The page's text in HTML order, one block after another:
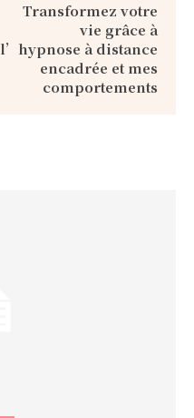
Transformez votre
vie grâce à
l’hypnose à distance
encadrée et mes
comportements